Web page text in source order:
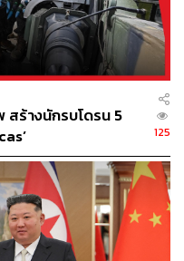
ในปี 2010 และได้รับการ
องทุนการกุศลคริสเตียน
มหาวิทยาลัยนี้หลายคน
าสนาจารย์คริสเตียน
ใต้ ถูกเกาหลีเหนือ
คม ปี 2016 ข้อหา
าสมัครชาวอเมริกัน ถูก
เดือนเมษายน ปี 2015
ที่มีเนื้อหา
สร้างนักรบโดรน 5
125